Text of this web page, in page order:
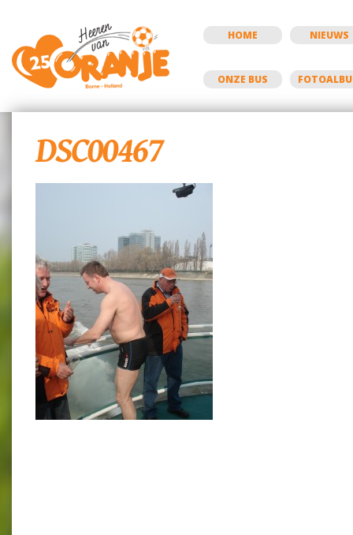
HOME NIEUWS
ONZE BUS
DSC00467